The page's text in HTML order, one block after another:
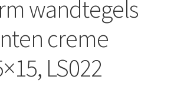
wandtegels
creme
LS022